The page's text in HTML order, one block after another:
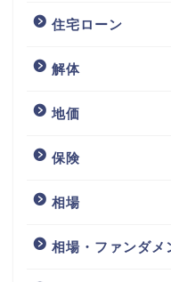
住宅ローン
解体
地価
保険
相場
相場・ファンダメ